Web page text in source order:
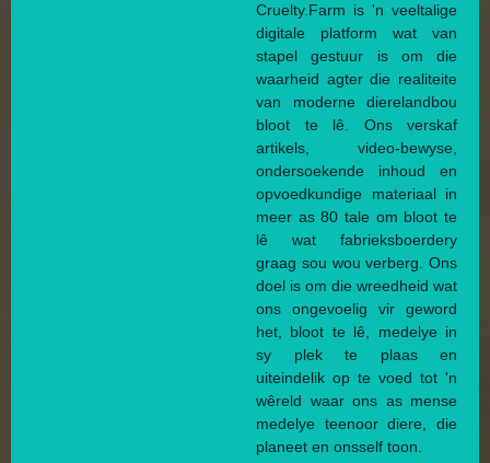
Cruelty.Farm is 'n veeltalige
digitale platform wat van
stapel gestuur is om die
waarheid agter die realiteite
van moderne dierelandbou
bloot te lê. Ons verskaf
artikels, video-bewyse,
ondersoekende inhoud en
opvoedkundige materiaal in
meer as 80 tale om bloot te
lê wat fabrieksboerdery
graag sou wou verberg. Ons
doel is om die wreedheid wat
ons ongevoelig vir geword
het, bloot te lê, medelye in
sy plek te plaas en
uiteindelik op te voed tot 'n
wêreld waar ons as mense
medelye teenoor diere, die
planeet en onsself toon.